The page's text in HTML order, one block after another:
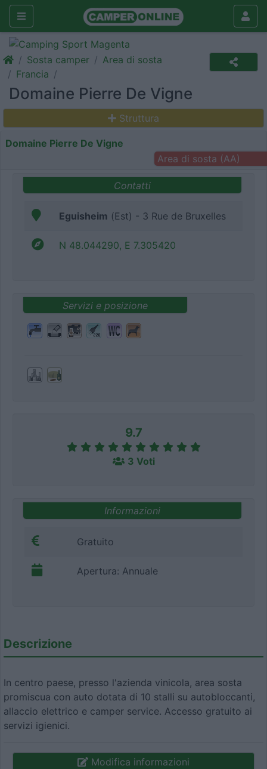
Sosta camper
Area di sosta
Francia
Domaine Pierre De Vigne
Struttura
Domaine Pierre De Vigne
Area di sosta (AA)
Contatti
Eguisheim (Est) - 3 Rue de Bruxelles
N 48.044290, E 7.305420
Servizi e posizione
9.7
3 Voti
Informazioni
Gratuito
Apertura: Annuale
Descrizione
In centro paese, presso l'azienda vinicola, area sosta
promiscua con auto dotata di 10 stalli su autobloccanti,
allaccio elettrico e camper service. Accesso gratuito ai
servizi igienici.
Modifica informazioni